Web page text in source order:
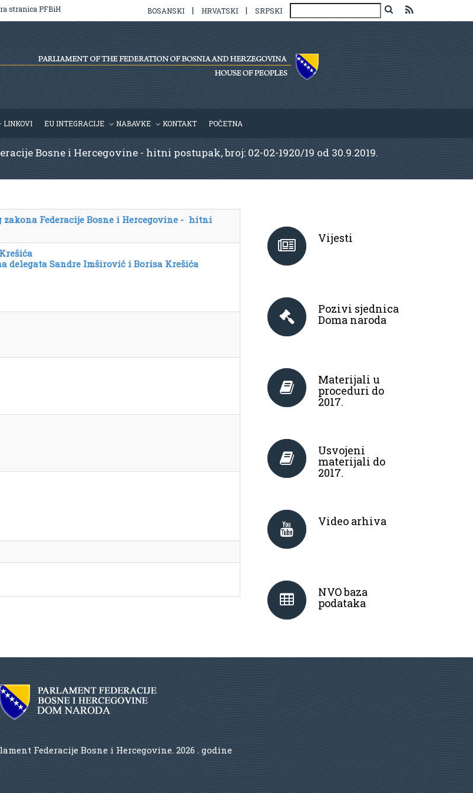
stranica PFBiH BOSANSKI | HRVATSKI | SRPSKI
LINKOVI EU INTEGRACIJE NABAVKE KONTAKT POČETNA
Bosne i Hercegovine - hitni postupak, broj: 02-02-1920/19 od 30.9.2019.
Federacije Bosne i Hercegovine - hitni
delegata Sandre Imširović i Borisa Krešića
Vijesti
Pozivi sjednica
Doma naroda
Materijali u
proceduri do
2017.
Usvojeni
materijali do
2017.
Video arhiva
NVO baza
podataka
Federacije Bosne i Hercegovine.2026 . godine